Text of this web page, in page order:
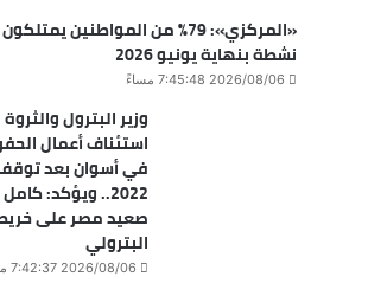
«المركزي»: 79% من المواطنين
نشطة بنهاية يونيو 2026
2026/08/06 7:45:48 مساءً
وزير البترول
استئناف أعمال
في أسوان بعد
2022.. ويؤكد:
صعيد مصر على
البترولي
2026/08/06 7:42:37 مساءً